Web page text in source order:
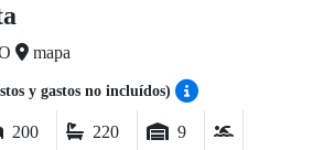
mapa
y gastos no incluídos)
200 220 9